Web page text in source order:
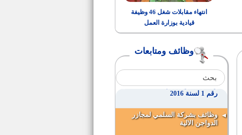
انتهاء مقابلات شغل 46 وظيفة
قيادية بوزارة العمل
وظائف ومتابعات
فتح باب التقدم لأداء خطبة الجمعة
بنظام المكافاة
مرشدين سياحين
وظائف بديوان عام المحافظة اعلان
رقم 1 لسنة 2016
وظائف بشركة السلمي لمجازر
الدواجن الالية